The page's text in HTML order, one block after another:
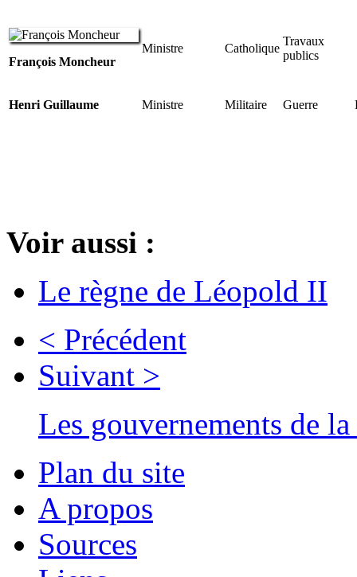
François Moncheur
Ministre Catholique
Travaux
publics
Henri Guillaume Ministre Militaire Guerre
Voir aussi :
Le règne de Léopold II
< Précédent
Suivant >
Les gouvernements de
Plan du site
A propos
Sources